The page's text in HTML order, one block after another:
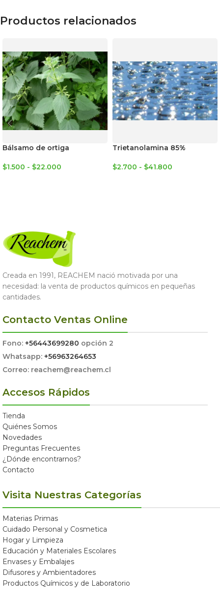
Productos relacionados
Bálsamo de ortiga
$1.500 - $22.000
Trietanolamina 85%
$2.700 - $41.800
Creada en 1991, REACHEM nació motivada por una
necesidad: la venta de productos químicos en pequeñas
cantidades.
Contacto Ventas Online
Fono: +56443699280 opción 2
Whatsapp: +56963264653
Correo: reachem@reachem.cl
Accesos Rápidos
Tienda
Quiénes Somos
Novedades
Preguntas Frecuentes
¿Dónde encontrarnos?
Contacto
Visita Nuestras Categorías
Materias Primas
Cuidado Personal y Cosmetica
Hogar y Limpieza
Educación y Materiales Escolares
Envases y Embalajes
Difusores y Ambientadores
Productos Químicos y de Laboratorio